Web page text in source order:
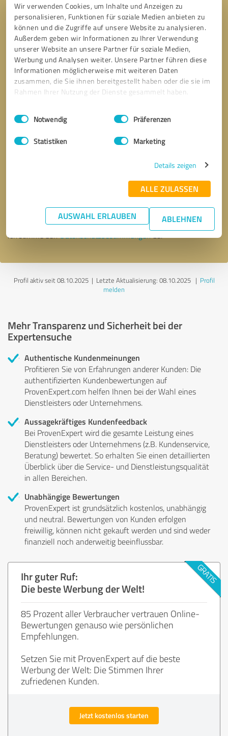
Wir verwenden Cookies, um Inhalte und Anzeigen zu
personalisieren, Funktionen für soziale Medien anbieten zu
können und die Zugriffe auf unsere Website zu analysieren.
Außerdem geben wir Informationen zu Ihrer Verwendung
unserer Website an unsere Partner für soziale Medien,
Werbung und Analysen weiter. Unsere Partner führen diese
Informationen möglicherweise mit weiteren Daten
zusammen, die Sie ihnen bereitgestellt haben oder die sie im
Rahmen Ihrer Nutzung der Dienste gesammelt haben.
Impressum Datenschutzbestimmungen
Einwilligungsauswahl
Notwendig Präferenzen
Statistiken Marketing
Details zeigen
ALLE ZULASSEN
AUSWAHL ERLAUBEN ABLEHNEN
* Erforderliche Angaben
Nachricht senden
Ich stimme denDatenschutzbestimmungenzu.
Profil aktiv seit 08.10.2025 | Letzte Aktualisierung: 08.10.2025| Profil
melden
Mehr Transparenz und Sicherheit bei der
Expertensuche
Authentische Kundenmeinungen
Profitieren Sie von Erfahrungen anderer Kunden: Die
authentifizierten Kundenbewertungen auf
ProvenExpert.com helfen Ihnen bei der Wahl eines
Dienstleisters oder Unternehmens.
Aussagekräftiges Kundenfeedback
Bei ProvenExpert wird die gesamte Leistung eines
Dienstleisters oder Unternehmens (z.B. Kundenservice,
Beratung) bewertet. So erhalten Sie einen detaillierten
Überblick über die Service- und Dienstleistungsqualität
in allen Bereichen.
Unabhängige Bewertungen
ProvenExpert ist grundsätzlich kostenlos, unabhängig
und neutral. Bewertungen von Kunden erfolgen
freiwillig, können nicht gekauft werden und sind weder
finanziell noch anderweitig beeinflussbar.
Ihr guter Ruf:
Die beste Werbung der Welt!
85 Prozent aller Verbraucher vertrauen Online-
Bewertungen genauso wie persönlichen
Empfehlungen.
Setzen Sie mit ProvenExpert auf die beste
Werbung der Welt: Die Stimmen Ihrer
zufriedenen Kunden.
Jetzt kostenlos starten